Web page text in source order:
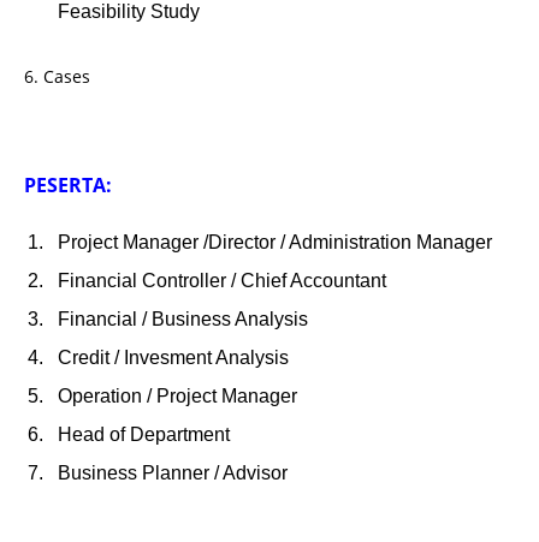
Feasibility Study
6. Cases
PESERTA:
Project Manager /Director / Administration Manager
Financial Controller / Chief Accountant
Financial / Business Analysis
Credit / Invesment Analysis
Operation / Project Manager
Head of Department
Business Planner / Advisor